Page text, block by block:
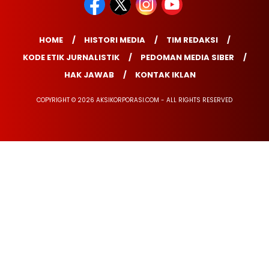
HOME HISTORI MEDIA
TIM REDAKSI
KODE ETIK JURNALISTIK
PEDOMAN MEDIA SIBER
HAK JAWAB
KONTAK IKLAN
COPYRIGHT © 2026 AKSIKORPORASI.COM - ALL RIGHTS RESERVED